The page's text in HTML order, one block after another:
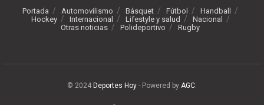
Portada Automovilismo Básquet Fútbol
Handball
Hockey
Internacional Lifestyle y salud
Nacional
Otras noticias
Polideportivo Rugby
© 2024 Deportes Hoy - Powered by AGC.